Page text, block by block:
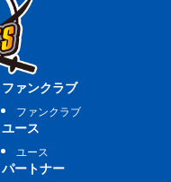
ファンクラブ
ファンクラブ
ユース
ユース
パートナー